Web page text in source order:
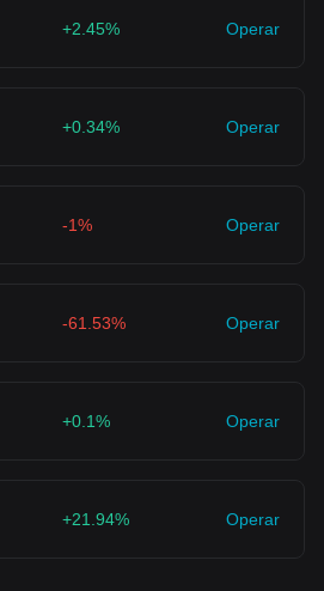
+2.45% Operar
+0.34% Operar
-1% Operar
-61.53% Operar
+0.1% Operar
+21.94% Operar